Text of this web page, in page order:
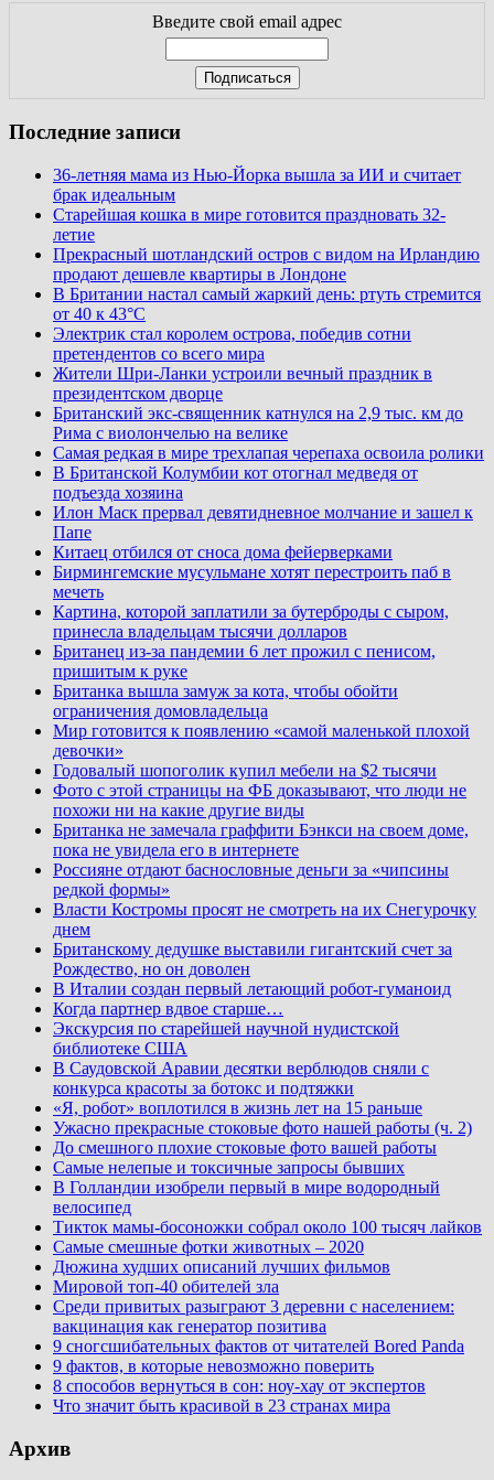
Введите свой email адрес
Последние записи
36-летняя мама из Нью-Йорка вышла за ИИ и считает
брак идеальным
Старейшая кошка в мире готовится праздновать 32-
летие
Прекрасный шотландский остров с видом на Ирландию
продают дешевле квартиры в Лондоне
В Британии настал самый жаркий день: ртуть стремится
от 40 к 43°C
Электрик стал королем острова, победив сотни
претендентов со всего мира
Жители Шри-Ланки устроили вечный праздник в
президентском дворце
Британский экс-священник катнулся на 2,9 тыс. км до
Рима с виолончелью на велике
Самая редкая в мире трехлапая черепаха освоила ролики
В Британской Колумбии кот отогнал медведя от
подъезда хозяина
Илон Маск прервал девятидневное молчание и зашел к
Папе
Китаец отбился от сноса дома фейерверками
Бирмингемские мусульмане хотят перестроить паб в
мечеть
Картина, которой заплатили за бутерброды с сыром,
принесла владельцам тысячи долларов
Британец из-за пандемии 6 лет прожил с пенисом,
пришитым к руке
Британка вышла замуж за кота, чтобы обойти
ограничения домовладельца
Мир готовится к появлению «самой маленькой плохой
девочки»
Годовалый шопоголик купил мебели на $2 тысячи
Фото с этой страницы на ФБ доказывают, что люди не
похожи ни на какие другие виды
Британка не замечала граффити Бэнкси на своем доме,
пока не увидела его в интернете
Россияне отдают баснословные деньги за «чипсины
редкой формы»
Власти Костромы просят не смотреть на их Снегурочку
днем
Британскому дедушке выставили гигантский счет за
Рождество, но он доволен
В Италии создан первый летающий робот-гуманоид
Когда партнер вдвое старше…
Экскурсия по старейшей научной нудистской
библиотеке США
В Саудовской Аравии десятки верблюдов сняли с
конкурса красоты за ботокс и подтяжки
«Я, робот» воплотился в жизнь лет на 15 раньше
Ужасно прекрасные стоковые фото нашей работы (ч. 2)
До смешного плохие стоковые фото вашей работы
Самые нелепые и токсичные запросы бывших
В Голландии изобрели первый в мире водородный
велосипед
Тикток мамы-босоножки собрал около 100 тысяч лайков
Самые смешные фотки животных – 2020
Дюжина худших описаний лучших фильмов
Мировой топ-40 обителей зла
Среди привитых разыграют 3 деревни с населением:
вакцинация как генератор позитива
9 сногсшибательных фактов от читателей Bored Panda
9 фактов, в которые невозможно поверить
8 способов вернуться в сон: ноу-хау от экспертов
Что значит быть красивой в 23 странах мира
Архив